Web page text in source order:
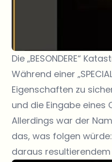
Die „BESONDERE“
Während einer
Eigenschaften zu
und die Eingabe eines
Allerdings war der
das, was folgen
daraus